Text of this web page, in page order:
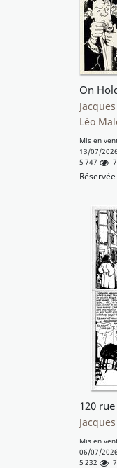
Léo
Mis en
13/07/2026
5 747
Réservée
120
Mis en
06/07/2026
5 232